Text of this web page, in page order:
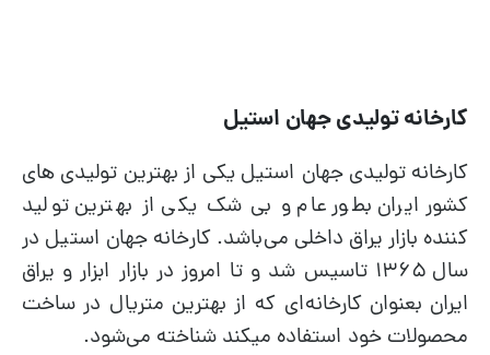
کارخانه تولیدی جهان استیل
کارخانه تولیدی جهان استیل یکی از بهترین تولیدی های
کشور ایران بطور عام و بی شک یکی از بهترین تولید
کننده بازار یراق داخلی می‌باشد. کارخانه جهان استیل در
سال ۱۳۶۵ تاسیس شد و تا امروز در بازار ابزار و یراق
ایران بعنوان کارخانه‌ای که از بهترین متریال در ساخت
محصولات خود استفاده میکند شناخته می‌شود.